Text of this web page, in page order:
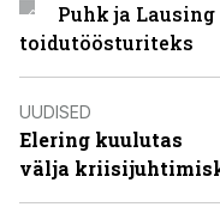
Puhk ja
toidutöösturiteks
UUDISED
Elering kuulutas
välja